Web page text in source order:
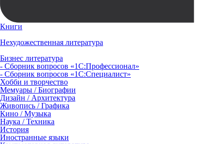
Книги
Нехудожественная литература
Бизнес литература
- Сборник вопросов «1С:Профессионал»
- Сборник вопросов «1С:Специалист»
Хобби и творчество
Мемуары / Биографии
Дизайн / Архитектура
Живопись / Графика
Кино / Музыка
Наука / Техника
История
Иностранные языки